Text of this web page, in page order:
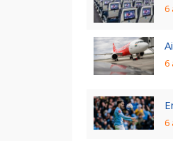
6
6
6